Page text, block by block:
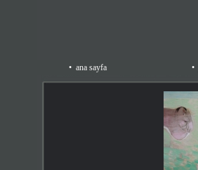
• ana sayfa •